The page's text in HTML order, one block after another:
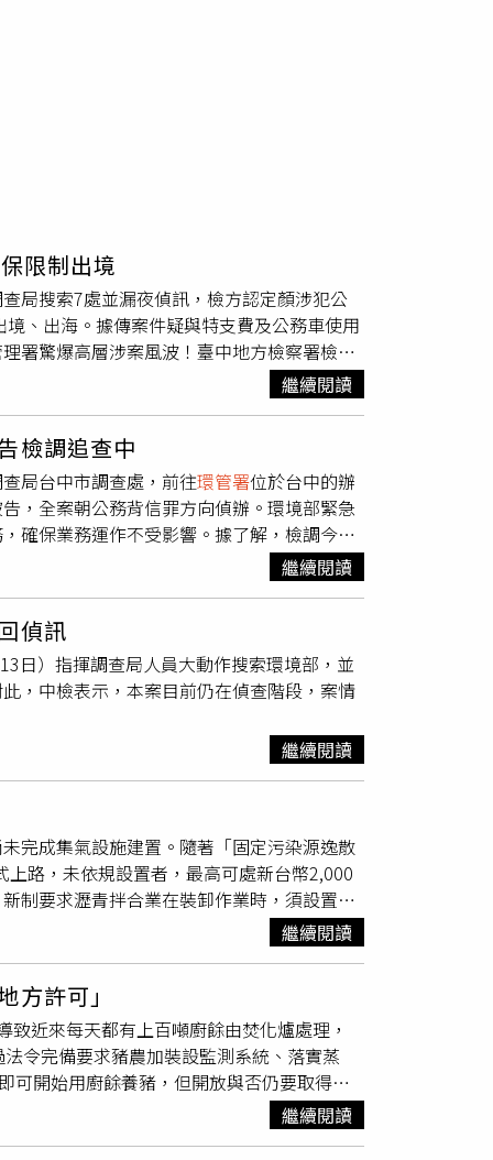
限制出境
局搜索7處並漏夜偵訊，檢方認定顏涉犯公
、出海。據傳案件疑與特支費及公務車使用
署驚爆高層涉案風波！臺中地方檢察署檢察
處地點執行搜索，並約談署長顏旭明及14名證
重大，但考量無羈押必要，因此裁定30萬元
信罪」並非獨立罪名，而是公務員於執行職
論處。若罪證成立，最高可處7年6個月有期
環境部將全力配合檢調釐清案情，但因案件
真相。
繼續閱讀
檢調追查中
局台中市調查處，前往環管署位於台中的辦
，全案朝公務背信罪方向偵辦。環境部緊急
確保業務運作不受影響。據了解，檢調今日
。台中地檢署晚間發布聲明指出，本案由檢
長顏旭明列為被告，目前仍持續蒐證釐清，
政府機關利益，而違背職務行為；實務上常
方將他列為被告，很可能已經掌握相關事
全面配合司法機關調查程序，並完整提供相關
業均維持正常運作，避免影響民眾權益與業
外界高度關注。檢調後續是否擴大追查，及
繼續閱讀
偵訊
日）指揮調查局人員大動作搜索環境部，並
，中檢表示，本案目前仍在偵查階段，案情
繼續閱讀
完成集氣設施建置。隨著「固定污染源逸散
路，未依規設置者，最高可處新台幣2,000
制要求瀝青拌合業在裝卸作業時，須設置集
進度明顯落後，呼籲業者加速設備升級與改
，半年內已告發2件違規並勒令1家業者停工，
以上）、加強全製程密封管理，並提升
表示，未來將導入紅外線熱顯像與空氣感測等
，也能兼顧空氣品質與環境責任。
繼續閱讀
許可」
近來每天都有上百噸廚餘由焚化爐處理，
令完備要求豬農加裝設監測系統、落實蒸
可開始用廚餘養豬，但開放與否仍要取得地
焚化廠處理達813噸最多。非洲豬瘟中央災
其餘環境、斃死豬採檢都是陰性，將逐步恢
繼續閱讀